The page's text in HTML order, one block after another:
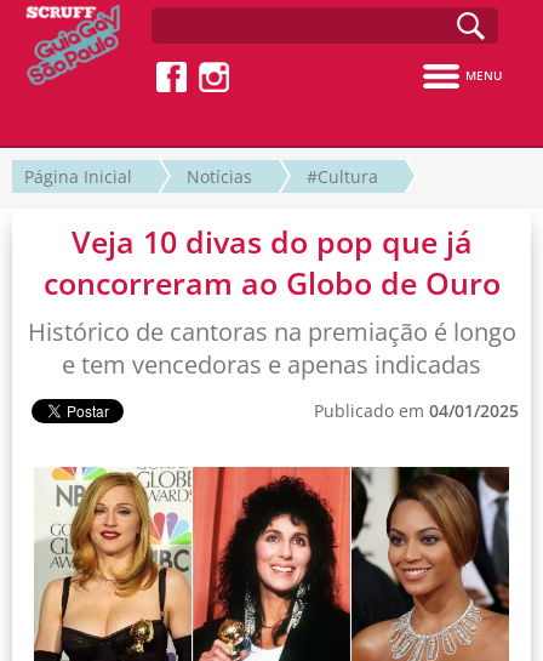
MENU
Página Inicial Notícias #Cultura
Veja 10 divas do pop que já
concorreram ao Globo de Ouro
Histórico de cantoras na premiação é longo
e tem vencedoras e apenas indicadas
Publicado em 04/01/2025